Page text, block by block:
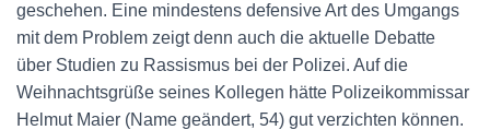
geschehen. Eine mindestens defensive Art des Umgangs
mit dem Problem zeigt denn auch die aktuelle Debatte
über Studien zu Rassismus bei der Polizei. Auf die
Weihnachtsgrüße seines Kollegen hätte Polizeikommissar
Helmut Maier (Name geändert, 54) gut verzichten können.